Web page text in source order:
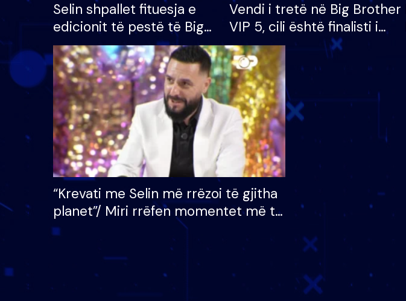
Selin shpallet fituesja e
edicionit të pestë të Big
Brother VIP, rrëmben
çmimin e madh prej 100
mijë eurosh
Vendi i tretë në Big Brother
VIP 5, cili është finalisti i
radhës që lë shtëpinë
“Krevati me Selin më rrëzoi të gjitha
planet”/ Miri rrëfen momentet më të
bukura në shtëpinë e BB VIP: Do më
mungojë zilja e mëngjesit kur…